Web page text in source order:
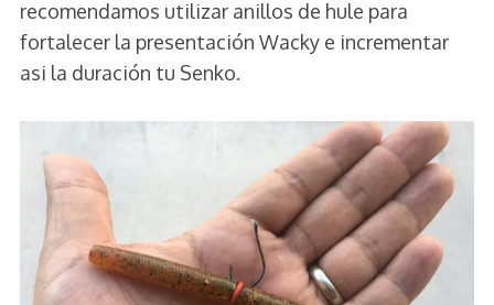
recomendamos utilizar anillos de hule para
fortalecer la presentación Wacky e incrementar
asi la duración tu Senko.